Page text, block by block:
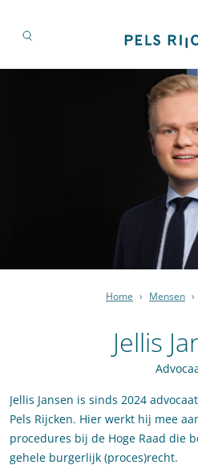
Home › Mensen ›
Jellis
Jellis Jansen is sinds 2024
Pels Rijcken. Hier werkt hij mee
procedures bij de Hoge Raad die
gehele burgerlijk (proces)recht.